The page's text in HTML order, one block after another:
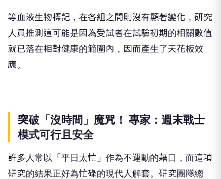
等血液生物標記，在各組之間則沒有顯著變化，研究
人員推測這可能是因為受試者在試驗初期的相關數值
就已落在相對健康的範圍內，因而產生了天花板效
應。
突破「沒時間」魔咒！ 專家：週末戰士
模式可行且安全
許多人常以「平日太忙」作為不運動的藉口，而這項
研究的結果正好為忙碌的現代人解套。研究團隊總